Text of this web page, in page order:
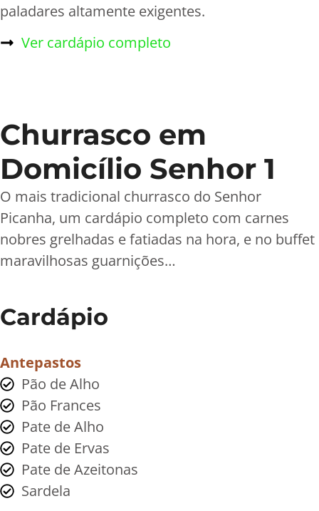
paladares altamente exigentes.
Ver cardápio completo
Churrasco em
Domicílio Senhor 1
O mais tradicional churrasco do Senhor
Picanha, um cardápio completo com carnes
nobres grelhadas e fatiadas na hora, e no buffet
maravilhosas guarnições…
Cardápio
Antepastos
Pão de Alho
Pão Frances
Pate de Alho
Pate de Ervas
Pate de Azeitonas
Sardela